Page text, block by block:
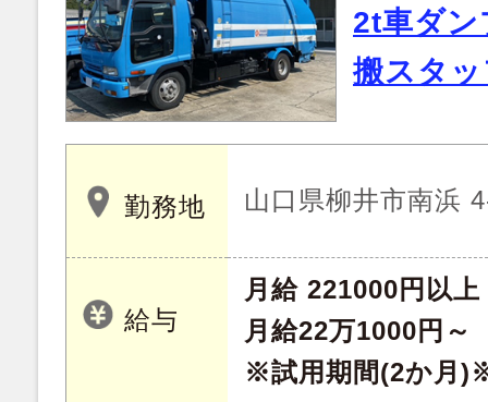
2t車ダン
搬スタ
勤務地 山口県柳井市南浜
給与
月給 221000円以上
月給22万1000円～
※試用期間(2か月